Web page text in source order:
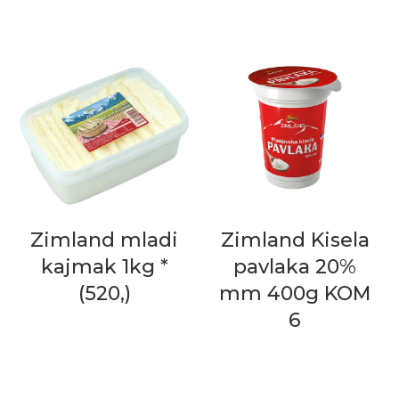
Zimland mladi
kajmak 1kg *
(520,)
Zimland Kisela
pavlaka 20%
mm 400g KOM
6